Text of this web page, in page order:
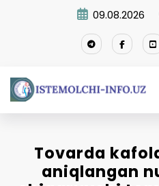
09.08.2026
Tovarda
aniqlangan